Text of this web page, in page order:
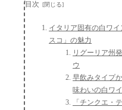
目次
イタリア固有の白ワ
スコ」の魅力
リグーリア州
ウ
早飲みタイプ
味わいの白ワ
「チンクエ・